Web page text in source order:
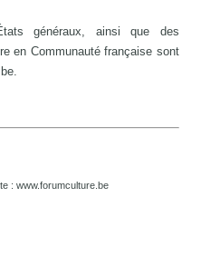
généraux, ainsi que des
en Communauté française sont
: www.forumculture.be